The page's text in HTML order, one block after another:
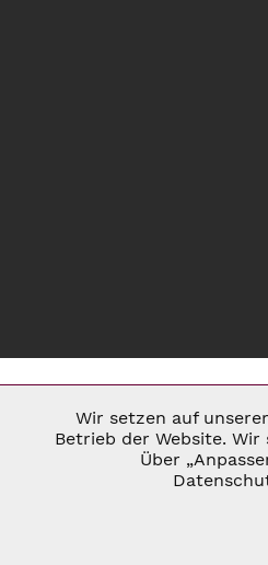
Notwendig
Wir setzen auf
Betrieb der Website.
Über